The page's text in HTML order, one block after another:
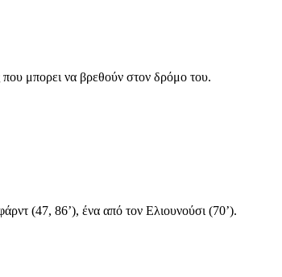
μπορει να βρεθούν στον δρόμο του.
(47, 86’), ένα από τον Ελιουνούσι (70’).